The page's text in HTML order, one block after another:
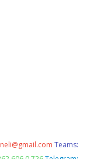
Teams: